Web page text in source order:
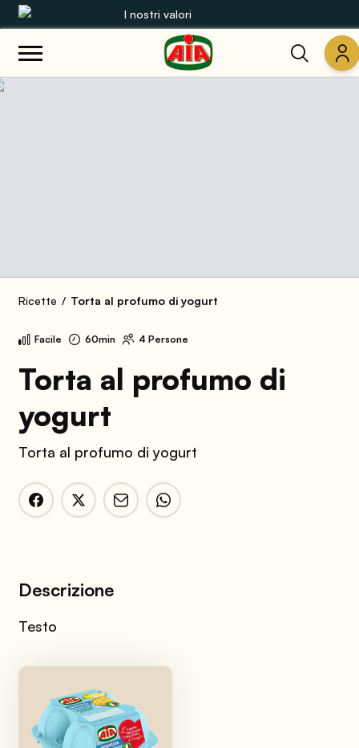
I nostri valori
Le nostre gamme
Mondo AIA
Ricette Torta al profumo di yogurt
Facile 60min 4 Persone
Torta al profumo di
yogurt
Torta al profumo di yogurt
Descrizione
Testo